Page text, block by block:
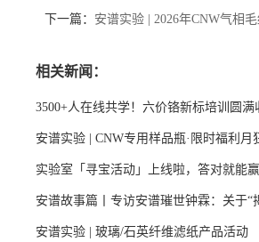
下一篇： 安谱实验 | 2026年CNW气相
相关新闻：
3500+人在线共学！六价铬新标培训圆
安谱实验 | CNW专用样品瓶·限时福利月
实验室「寻宝活动」上线啦，答对就能赢
安谱故事篇丨专访安谱璀世钟霖：关于“
安谱实验 | 玻璃/石英纤维滤纸产品活动